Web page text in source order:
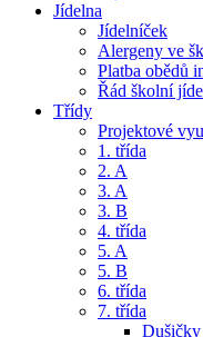
Jídelna
Jídelníček
Alergeny ve
Platba obědů
Řád školní
Třídy
Projektové
1. třída
2. A
3. A
3. B
4. třída
5. A
5. B
6. třída
7. třída
Dušičky